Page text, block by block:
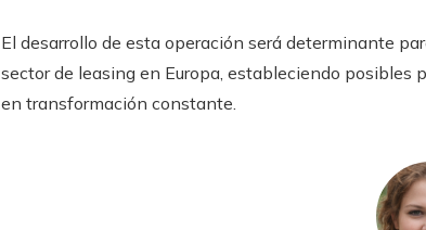
El desarrollo de esta operación será determinante
sector de leasing en Europa, estableciendo posibles
en transformación constante.